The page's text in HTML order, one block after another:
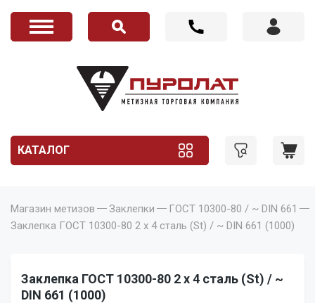
КАТАЛОГ
Магазин метизов Заклепки
ГОСТ 10300-80 / ~ DIN 661
Заклепка ГОСТ 10300-80 2 x 4 сталь (St) / ~ DIN 661 (1000)
Заклепка ГОСТ 10300-80 2 x 4 сталь (St) / ~
DIN 661 (1000)